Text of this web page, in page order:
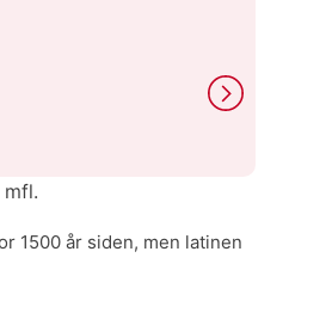
mfl.